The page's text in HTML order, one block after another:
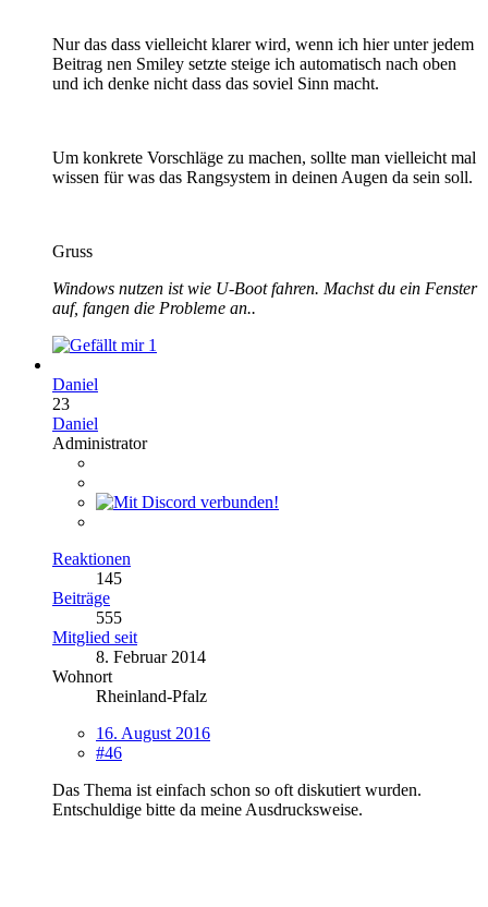
Nur das dass vielleicht klarer wird, wenn ich hier unter jedem
Beitrag nen Smiley setzte steige ich automatisch nach oben
und ich denke nicht dass das soviel Sinn macht.
Um konkrete Vorschläge zu machen, sollte man vielleicht mal
wissen für was das Rangsystem in deinen Augen da sein soll.
Gruss
Windows nutzen ist wie U-Boot fahren. Machst du ein Fenster
auf, fangen die Probleme an..
1
Daniel
23
Daniel
Administrator
Reaktionen
145
Beiträge
555
Mitglied seit
8. Februar 2014
Wohnort
Rheinland-Pfalz
16. August 2016
#46
Das Thema ist einfach schon so oft diskutiert wurden.
Entschuldige bitte da meine Ausdrucksweise.